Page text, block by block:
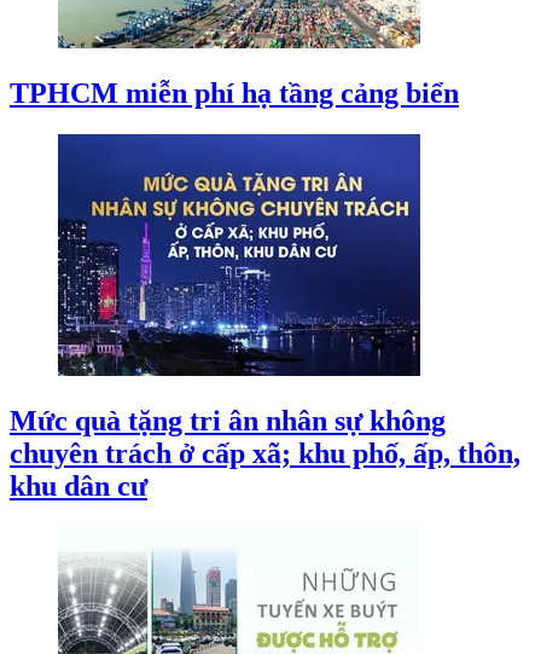
TPHCM miễn phí hạ tầng cảng biển
Mức quà tặng tri ân nhân sự không
chuyên trách ở cấp xã; khu phố, ấp, thôn,
khu dân cư